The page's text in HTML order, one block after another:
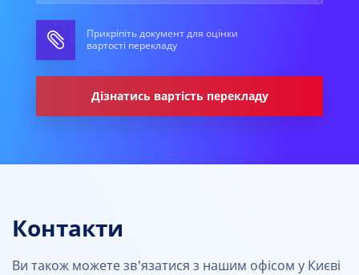
Прикріпіть документ для оцінки
вартості перекладу
Дізнатись вартість перекладу
Контакти
Ви також можете зв'язатися з нашим офісом у Києві